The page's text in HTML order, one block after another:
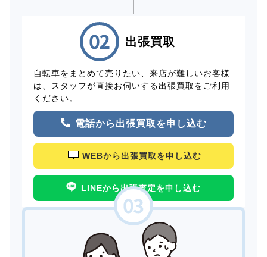
出張買取
自転車をまとめて売りたい、来店が難しいお客様
は、スタッフが直接お伺いする出張買取をご利用
ください。
電話から出張買取を申し込む
WEBから出張買取を申し込む
LINEから出張査定を申し込む